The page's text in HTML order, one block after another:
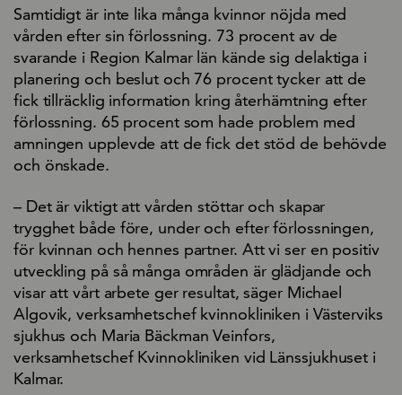
Samtidigt är inte lika många kvinnor nöjda med
vården efter sin förlossning. 73 procent av de
svarande i Region Kalmar län kände sig delaktiga i
planering och beslut och 76 procent tycker att de
fick tillräcklig information kring återhämtning efter
förlossning. 65 procent som hade problem med
amningen upplevde att de fick det stöd de behövde
och önskade.
– Det är viktigt att vården stöttar och skapar
trygghet både före, under och efter förlossningen,
för kvinnan och hennes partner. Att vi ser en positiv
utveckling på så många områden är glädjande och
visar att vårt arbete ger resultat, säger Michael
Algovik, verksamhetschef kvinnokliniken i Västerviks
sjukhus och Maria Bäckman Veinfors,
verksamhetschef Kvinnokliniken vid Länssjukhuset i
Kalmar.